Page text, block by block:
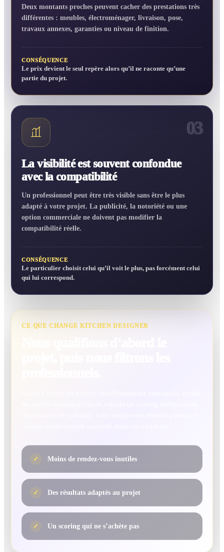
Deux montants proches peuvent cacher des prestations très
différentes : meubles, électroménager, livraison, pose,
travaux annexes, garanties ou niveau de finition.
CONSÉQUENCE
Le prix devient le seul repère alors qu’il ne raconte qu’une
partie du projet.
03
La visibilité est souvent confondue
avec la compatibilité
Un professionnel peut être très visible sans être le plus
adapté à votre projet. La publicité, la notoriété ou une
option commerciale ne doivent pas modifier la
compatibilité réelle.
CONSÉQUENCE
Le particulier choisit celui qu’il voit le plus, pas forcément celui
qui lui correspond.
CE QUE CHANGE KITCHEN DESIGNER
✓ Moins de rendez-vous inutiles
✓ Des résultats adaptés au projet
✓ Un scoring qui ne s’achète pas